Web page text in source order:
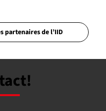
partenaires de l’IID